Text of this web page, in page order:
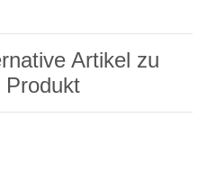
Artikel zu
Produkt